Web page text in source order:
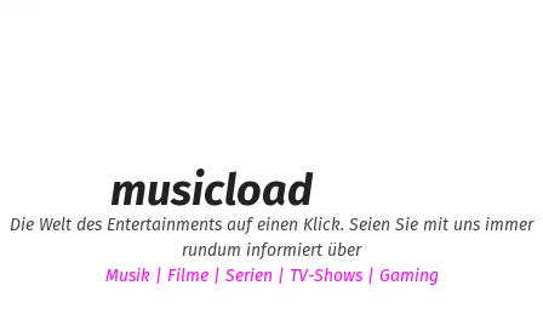
musicload
Die Welt des Entertainments auf einen Klick. Seien Sie mit uns immer
rundum informiert über
Musik | Filme | Serien | TV-Shows | Gaming